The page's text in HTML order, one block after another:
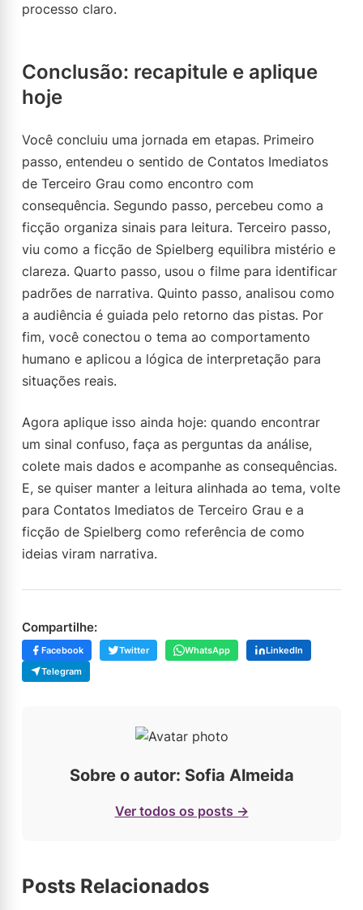
processo claro.
Conclusão: recapitule e aplique
hoje
Você concluiu uma jornada em etapas. Primeiro
passo, entendeu o sentido de Contatos Imediatos
de Terceiro Grau como encontro com
consequência. Segundo passo, percebeu como a
ficção organiza sinais para leitura. Terceiro passo,
viu como a ficção de Spielberg equilibra mistério e
clareza. Quarto passo, usou o filme para identificar
padrões de narrativa. Quinto passo, analisou como
a audiência é guiada pelo retorno das pistas. Por
fim, você conectou o tema ao comportamento
humano e aplicou a lógica de interpretação para
situações reais.
Agora aplique isso ainda hoje: quando encontrar
um sinal confuso, faça as perguntas da análise,
colete mais dados e acompanhe as consequências.
E, se quiser manter a leitura alinhada ao tema, volte
para Contatos Imediatos de Terceiro Grau e a
ficção de Spielberg como referência de como
ideias viram narrativa.
Compartilhe:
Facebook Twitter WhatsApp
LinkedIn
Telegram
Sobre o autor: Sofia Almeida
Ver todos os posts →
Posts Relacionados